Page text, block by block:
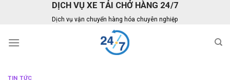
DỊCH VỤ XE TẢI CHỞ HÀNG 24/7
Dịch vụ vận chuyển hàng hóa chuyên nghiệp
TIN TỨC